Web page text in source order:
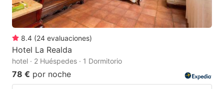
8.4 (24 evaluaciones)
Hotel La Realda
hotel · 2 Huéspedes · 1 Dormitorio
78 € por noche